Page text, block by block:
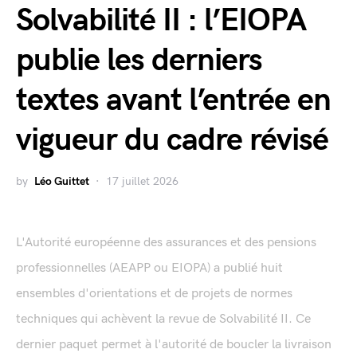
Solvabilité II : l’EIOPA
publie les derniers
textes avant l’entrée en
vigueur du cadre révisé
by Léo Guittet 17 juillet 2026
L'Autorité européenne des assurances et des pensions
professionnelles (AEAPP ou EIOPA) a publié huit
ensembles d'orientations et de projets de normes
techniques qui achèvent la revue de Solvabilité II. Ce
dernier paquet permet à l'autorité de boucler la livraison